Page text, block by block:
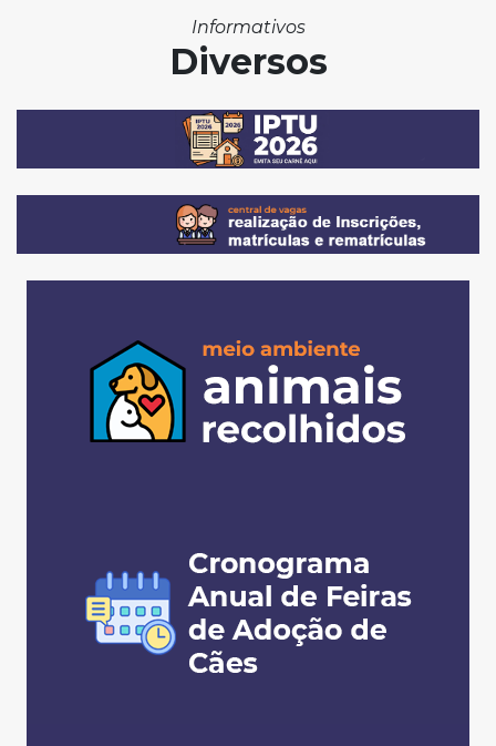
Informativos
Diversos